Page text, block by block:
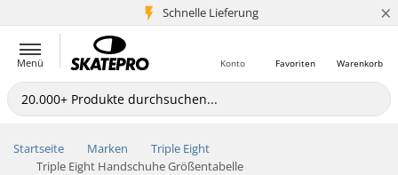
Schnelle Lieferung
5+ Mio. Kunden ×
Menü Warenkorb
Favoriten
Konto
Startseite Marken
Triple Eight
Triple Eight Handschuhe Größentabelle